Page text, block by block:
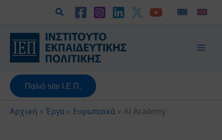
περιεχόμενο
Αναζήτηση
Παλιό site Ι.Ε.Π.
Αρχική Έργα Ευρωπαϊκά AI Academy